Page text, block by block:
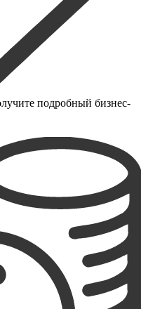
подробный бизнес-